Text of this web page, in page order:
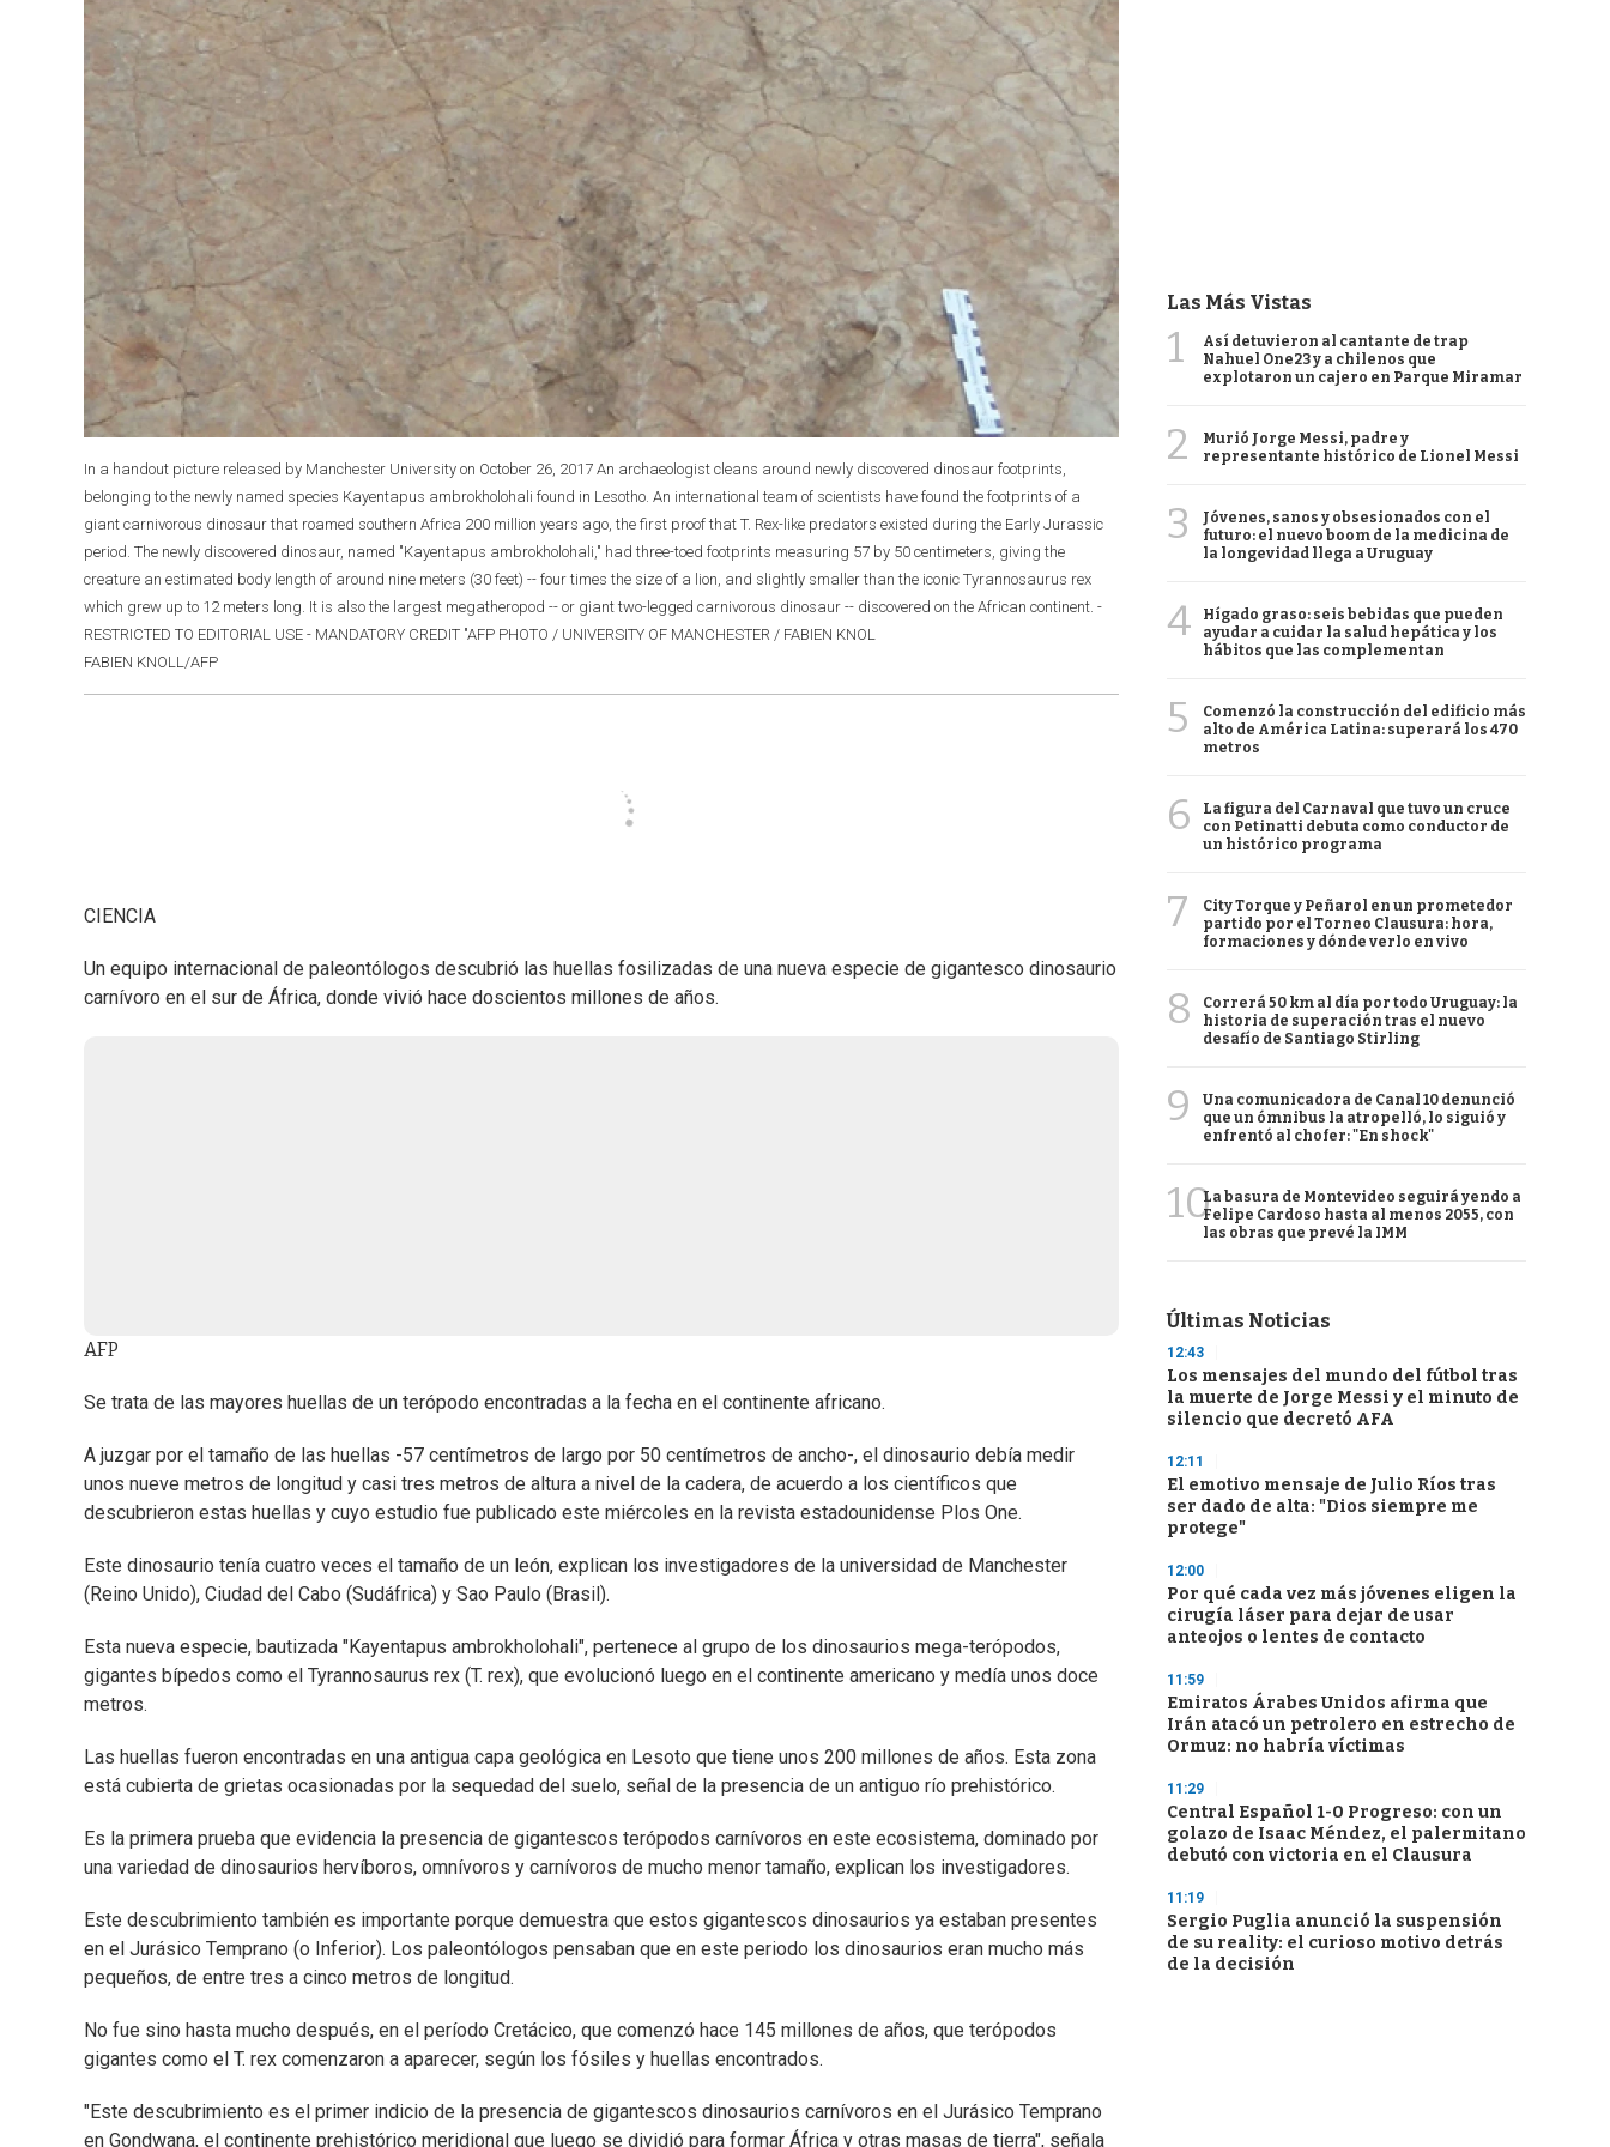
In a handout picture released by Manchester University on October 26, 2017 An archaeologist cleans around newly discovered dinosaur footprints,
belonging to the newly named species Kayentapus ambrokholohali found in Lesotho. An international team of scientists have found the footprints of a
giant carnivorous dinosaur that roamed southern Africa 200 million years ago, the first proof that T. Rex-like predators existed during the Early Jurassic
period. The newly discovered dinosaur, named "Kayentapus ambrokholohali," had three-toed footprints measuring 57 by 50 centimeters, giving the
creature an estimated body length of around nine meters (30 feet) -- four times the size of a lion, and slightly smaller than the iconic Tyrannosaurus rex
which grew up to 12 meters long. It is also the largest megatheropod -- or giant two-legged carnivorous dinosaur -- discovered on the African continent. -
RESTRICTED TO EDITORIAL USE - MANDATORY CREDIT "AFP PHOTO / UNIVERSITY OF MANCHESTER / FABIEN KNOL
FABIEN KNOLL/AFP
CIENCIA
Un equipo internacional de paleontólogos descubrió las huellas fosilizadas de una nueva especie de gigantesco dinosaurio
carnívoro en el sur de África, donde vivió hace doscientos millones de años.
AFP
Se trata de las mayores huellas de un terópodo encontradas a la fecha en el continente africano.
A juzgar por el tamaño de las huellas -57 centímetros de largo por 50 centímetros de ancho-, el dinosaurio debía medir
unos nueve metros de longitud y casi tres metros de altura a nivel de la cadera, de acuerdo a los científicos que
descubrieron estas huellas y cuyo estudio fue publicado este miércoles en la revista estadounidense Plos One.
Este dinosaurio tenía cuatro veces el tamaño de un león, explican los investigadores de la universidad de Manchester
(Reino Unido), Ciudad del Cabo (Sudáfrica) y Sao Paulo (Brasil).
Esta nueva especie, bautizada "Kayentapus ambrokholohali", pertenece al grupo de los dinosaurios mega-terópodos,
gigantes bípedos como el Tyrannosaurus rex (T. rex), que evolucionó luego en el continente americano y medía unos doce
metros.
Las huellas fueron encontradas en una antigua capa geológica en Lesoto que tiene unos 200 millones de años. Esta zona
está cubierta de grietas ocasionadas por la sequedad del suelo, señal de la presencia de un antiguo río prehistórico.
Es la primera prueba que evidencia la presencia de gigantescos terópodos carnívoros en este ecosistema, dominado por
una variedad de dinosaurios hervíboros, omnívoros y carnívoros de mucho menor tamaño, explican los investigadores.
Este descubrimiento también es importante porque demuestra que estos gigantescos dinosaurios ya estaban presentes
en el Jurásico Temprano (o Inferior). Los paleontólogos pensaban que en este periodo los dinosaurios eran mucho más
pequeños, de entre tres a cinco metros de longitud.
No fue sino hasta mucho después, en el período Cretácico, que comenzó hace 145 millones de años, que terópodos
gigantes como el T. rex comenzaron a aparecer, según los fósiles y huellas encontrados.
"Este descubrimiento es el primer indicio de la presencia de gigantescos dinosaurios carnívoros en el Jurásico Temprano
en Gondwana, el continente prehistórico meridional que luego se dividió para formar África y otras masas de tierra", señala
Las Más Vistas
1
Así detuvieron al cantante de trap
Nahuel One23 y a chilenos que
explotaron un cajero en Parque Miramar
2
Murió Jorge Messi, padre y
representante histórico de Lionel Messi
3
Jóvenes, sanos y obsesionados con el
futuro: el nuevo boom de la medicina de
la longevidad llega a Uruguay
4
Hígado graso: seis bebidas que pueden
ayudar a cuidar la salud hepática y los
hábitos que las complementan
5
Comenzó la construcción del edificio más
alto de América Latina: superará los 470
metros
6
La figura del Carnaval que tuvo un cruce
con Petinatti debuta como conductor de
un histórico programa
7
City Torque y Peñarol en un prometedor
partido por el Torneo Clausura: hora,
formaciones y dónde verlo en vivo
8
Correrá 50 km al día por todo Uruguay: la
historia de superación tras el nuevo
desafío de Santiago Stirling
9
Una comunicadora de Canal 10 denunció
que un ómnibus la atropelló, lo siguió y
enfrentó al chofer: "En shock"
10La basura de Montevideo seguirá yendo a
Felipe Cardoso hasta al menos 2055, con
las obras que prevé la IMM
Últimas Noticias
12:43
Los mensajes del mundo del fútbol tras
la muerte de Jorge Messi y el minuto de
silencio que decretó AFA
12:11
El emotivo mensaje de Julio Ríos tras
ser dado de alta: "Dios siempre me
protege"
12:00
Por qué cada vez más jóvenes eligen la
cirugía láser para dejar de usar
anteojos o lentes de contacto
11:59
Emiratos Árabes Unidos afirma que
Irán atacó un petrolero en estrecho de
Ormuz: no habría víctimas
11:29
Central Español 1-0 Progreso: con un
golazo de Isaac Méndez, el palermitano
debutó con victoria en el Clausura
11:19
Sergio Puglia anunció la suspensión
de su reality: el curioso motivo detrás
de la decisión